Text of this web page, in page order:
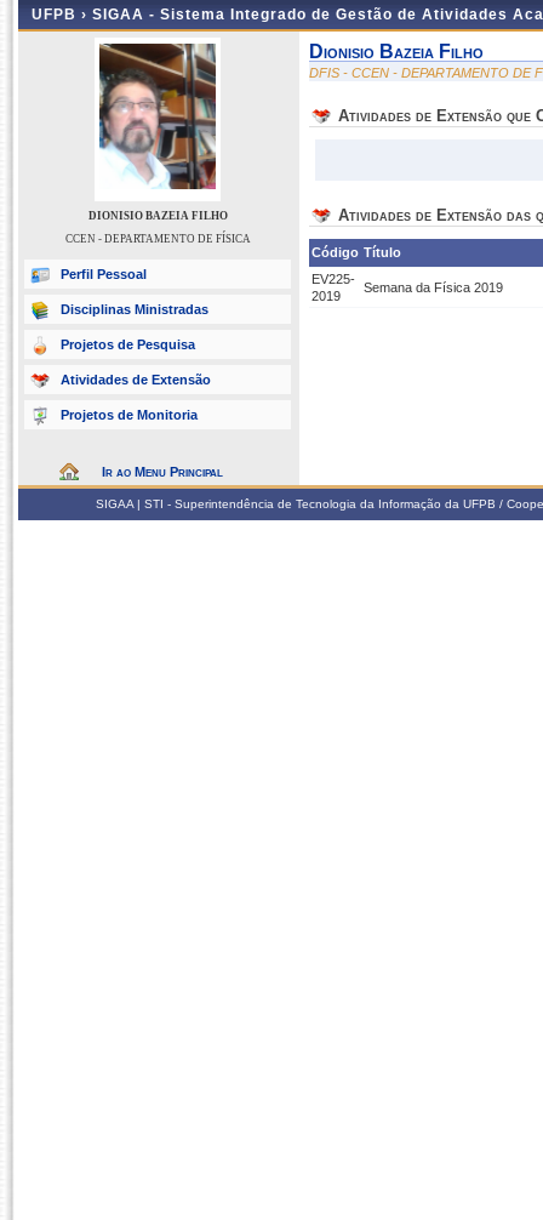
UFPB › SIGAA - Sistema Integrado de Gestão de Atividades
DIONISIO BAZEIA FILHO
CCEN - DEPARTAMENTO DE FÍSICA
Perfil Pessoal
Disciplinas Ministradas
Projetos de Pesquisa
Atividades de Extensão
Projetos de Monitoria
Ir ao Menu Principal
Dionisio Bazeia Filho
DFIS - CCEN - DEPARTAMENTO DE
Atividades de Extensão que
Atividades de Extensão das
Código Título
EV225-
2019
Semana da Física 2019
SIGAA | STI - Superintendência de Tecnologia da Informação da UFPB /